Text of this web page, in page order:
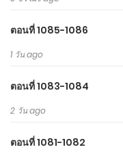
ตอนที่ 1085-1086
1 วัน ago
ตอนที่ 1083-1084
2 วัน ago
ตอนที่ 1081-1082